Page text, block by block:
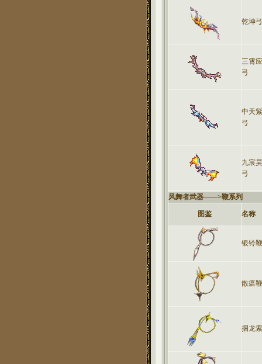
乾坤弓
三霄
弓
中天
弓
九宸
弓
风舞者武器——>鞭系列
图鉴 名称
银铃鞭
散瘟鞭
捆龙索